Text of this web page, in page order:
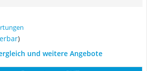
)
und weitere Angebote